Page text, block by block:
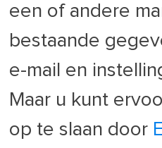
een of andere
bestaande
e-mail en
Maar u kunt
op te slaan door